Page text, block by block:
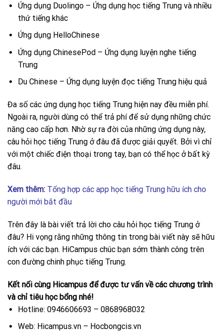
Ứng dụng Duolingo – Ứng dụng học tiếng Trung và nhiều
thứ tiếng khác
Ứng dụng HelloChinese
Ứng dụng ChinesePod – Ứng dụng luyện nghe tiếng
Trung
Du Chinese – Ứng dụng luyện đọc tiếng Trung hiệu quả
Đa số các ứng dụng học tiếng Trung hiện nay đều miễn phí.
Ngoài ra, người dùng có thể trả phí để sử dụng những chức
năng cao cấp hơn. Nhờ sự ra đời của những ứng dụng này,
câu hỏi học tiếng Trung ở đâu đã được giải quyết. Bởi vì chỉ
với một chiếc điện thoại trong tay, bạn có thể học ở bất kỳ
đâu.
Xem thêm: Tổng hợp các app học tiếng Trung hữu ích cho
người mới bắt đầu
Trên đây là bài viết trả lời cho câu hỏi học tiếng Trung ở
đâu? Hi vọng rằng những thông tin trong bài viết này sẽ hữu
ích với các bạn. HiCampus chúc bạn sớm thành công trên
con đường chinh phục tiếng Trung.
Kết nối cùng Hicampus để được tư vấn về các chương trình
và chỉ tiêu học bổng nhé!
Hotline: 0946606693 – 0868968032
Web: Hicampus.vn – Hocbongcis.vn